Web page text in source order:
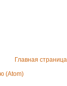
Главная страница
(Atom)